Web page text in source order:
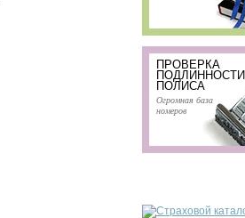
ПРОВЕРКА
ПОДЛИННОСТИ
ПОЛИСА
Огромная база
номеров